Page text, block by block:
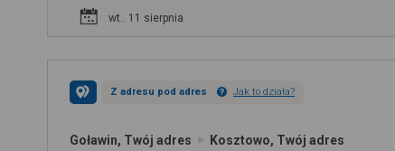
wt.. 11 sierpnia
Z adresu pod adres Jak to działa?
Goławin, Twój adres Kosztowo, Twój adres